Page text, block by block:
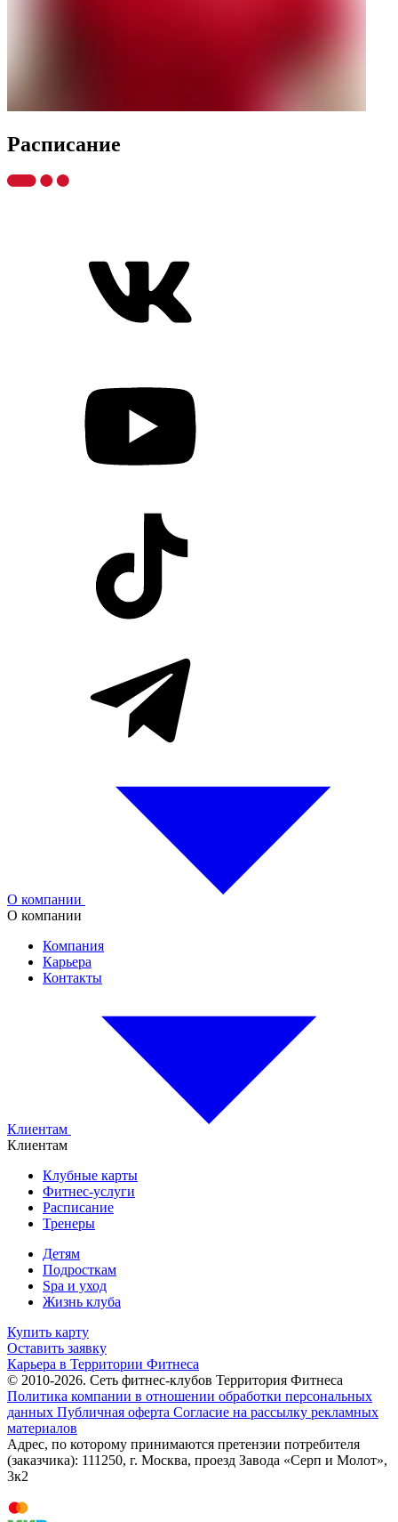
Распиcание
О компании
О компании
Компания
Карьера
Контакты
Клиентам
Клиентам
Клубные карты
Фитнес-услуги
Расписание
Тренеры
Детям
Подросткам
Spa и уход
Жизнь клуба
Купить карту
Оставить заявку
Карьера в Территории Фитнеса
© 2010-2026. Сеть фитнес-клубов Территория Фитнеса
Политика компании в отношении обработки персональных
данных Публичная оферта Согласие на рассылку рекламных
материалов
Адрес, по которому принимаются претензии потребителя
(заказчика): 111250, г. Москва, проезд Завода «Серп и Молот»,
3к2